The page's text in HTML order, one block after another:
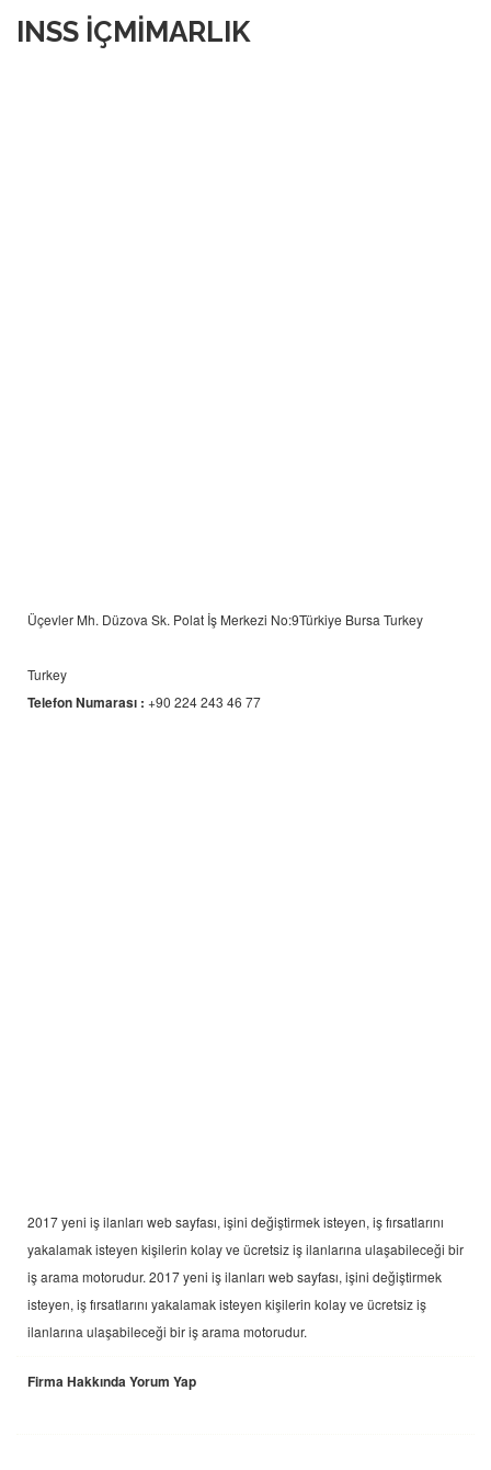
INSS İÇMİMARLIK
Üçevler Mh. Düzova Sk. Polat İş Merkezi No:9Türkiye Bursa Turkey
Turkey
Telefon Numarası : +90 224 243 46 77
2017 yeni iş ilanları web sayfası, işini değiştirmek isteyen, iş fırsatlarını
yakalamak isteyen kişilerin kolay ve ücretsiz iş ilanlarına ulaşabileceği bir
iş arama motorudur. 2017 yeni iş ilanları web sayfası, işini değiştirmek
isteyen, iş fırsatlarını yakalamak isteyen kişilerin kolay ve ücretsiz iş
ilanlarına ulaşabileceği bir iş arama motorudur.
Firma Hakkında Yorum Yap